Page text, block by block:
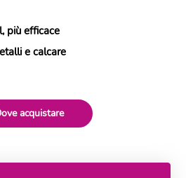
più efficace
e calcare
acquistare